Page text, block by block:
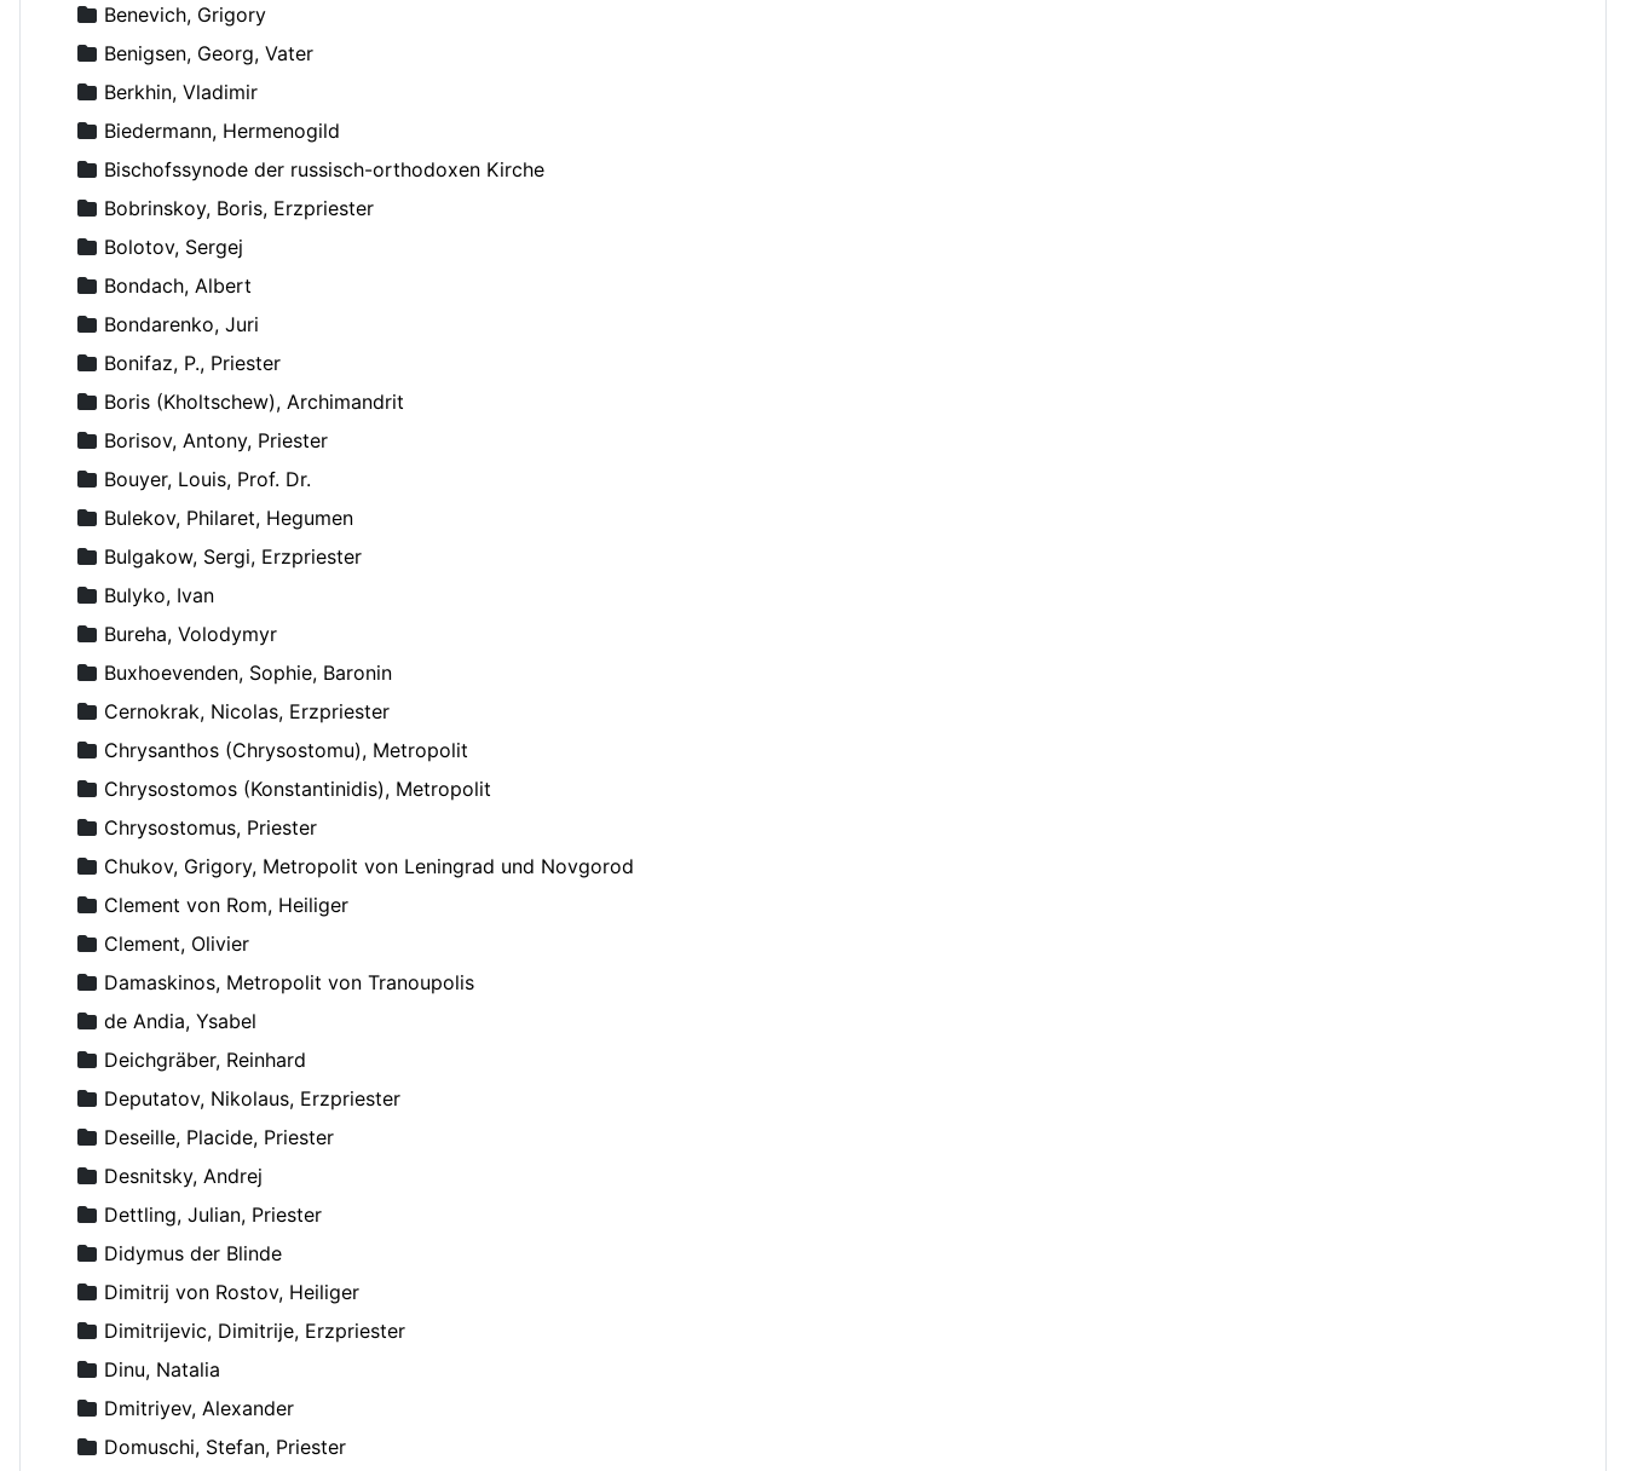
Benevich, Grigory
Benigsen, Georg, Vater
Berkhin, Vladimir
Biedermann, Hermenogild
Bischofssynode der russisch-orthodoxen Kirche
Bobrinskoy, Boris, Erzpriester
Bolotov, Sergej
Bondach, Albert
Bondarenko, Juri
Bonifaz, P., Priester
Boris (Kholtschew), Archimandrit
Borisov, Antony, Priester
Bouyer, Louis, Prof. Dr.
Bulekov, Philaret, Hegumen
Bulgakow, Sergi, Erzpriester
Bulyko, Ivan
Bureha, Volodymyr
Buxhoevenden, Sophie, Baronin
Cernokrak, Nicolas, Erzpriester
Chrysanthos (Chrysostomu), Metropolit
Chrysostomos (Konstantinidis), Metropolit
Chrysostomus, Priester
Chukov, Grigory, Metropolit von Leningrad und Novgorod
Clement von Rom, Heiliger
Clement, Olivier
Damaskinos, Metropolit von Tranoupolis
de Andia, Ysabel
Deichgräber, Reinhard
Deputatov, Nikolaus, Erzpriester
Deseille, Placide, Priester
Desnitsky, Andrej
Dettling, Julian, Priester
Didymus der Blinde
Dimitrij von Rostov, Heiliger
Dimitrijevic, Dimitrije, Erzpriester
Dinu, Natalia
Dmitriyev, Alexander
Domuschi, Stefan, Priester